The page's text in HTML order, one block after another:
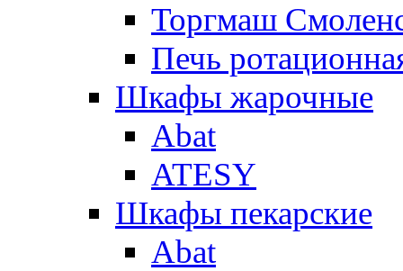
Торгмаш
Печь
Шкафы жарочные
Abat
ATESY
Шкафы пекарские
Abat